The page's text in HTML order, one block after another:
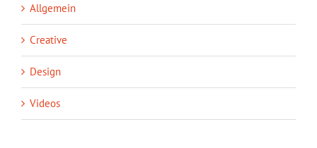
Allgemein
Creative
Design
Videos